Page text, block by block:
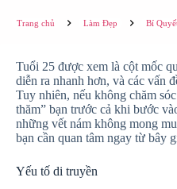
Trang chủ Làm Đẹp Bí
Tuổi 25 được xem là cột mốc
diễn ra nhanh hơn, và các vấn
Tuy nhiên, nếu không chăm
thăm” bạn trước cả khi bước
những vết nám không mong
bạn cần quan tâm ngay từ bây
Yếu tố di truyền